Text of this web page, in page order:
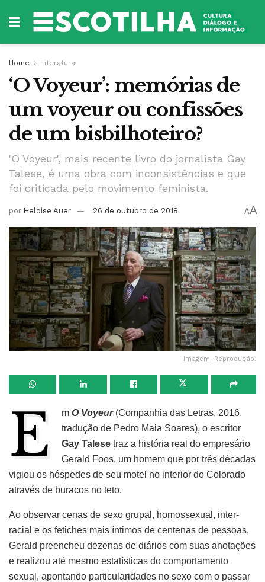
Home Literatura
‘O Voyeur’: memórias de
um voyeur ou confissões
de um bisbilhoteiro?
'O Voyeur', mais recente livro do jornalista Gay
Talese, é uma obra com inconsistências e que
foi criticada pelo movimento feminista.
por Heloise Auer 26 de outubro de 2018 AA
Imagem: Reprodução.
E mO Voyeur(Companhia das Letras, 2016,
tradução de Pedro Maia Soares), o escritor
Gay Talese traz a história real do empresário
Gerald Foos, um homem que por três décadas
vigiou os hóspedes de seu motel no interior do Colorado
através de buracos no teto.
Ao observar cenas de sexo grupal, homossexual, inter-
racial e os fetiches mais íntimos de centenas de pessoas,
Gerald preencheu dezenas de diários com suas anotações
e realizou até mesmo estatísticas do comportamento
sexual, apontando particularidades no sexo com o passar